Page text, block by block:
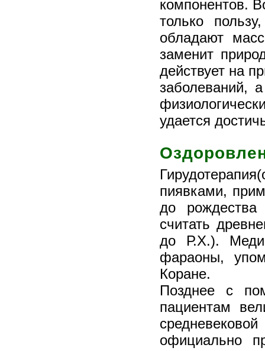
компонентов.
только
обладают
заменит
действует на
заболеваний,
удается
пиявками,
до рождества
считать
до Р.Х.).
фараоны,
Коране.
Позднее с
пациентам
официально